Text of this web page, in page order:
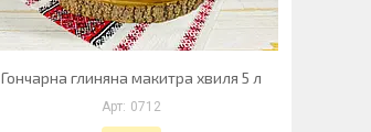
Гончарна глиняна макитра хвиля 5 л
0712